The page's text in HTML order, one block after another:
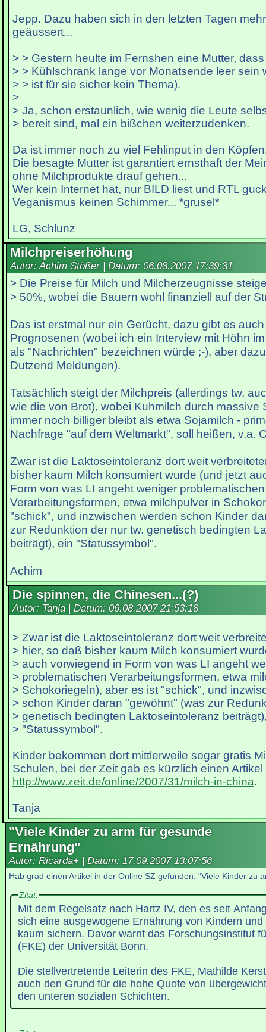
Jepp. Dazu haben sich in den letzten Tagen
geäussert...
> > Gestern heulte im Fernshen eine Mutter,
> > Kühlschrank lange vor Monatsende leer sein
> > ist für sie sicher kein Thema).
>
> Ja, schon erstaunlich, wie wenig die Leute
> bereit sind, mal ein bißchen weiterzudenken.
Da ist immer noch zu viel Fehlinput in den
Die besagte Mutter ist garantiert ernsthaft der
ohne Milchprodukte drauf gehen...
Wer kein Internet hat, nur BILD liest und RTL
Veganismus keinen Schimmer... *grusel*
LG, Schlunz
Milchpreiserhöhung
Autor: Achim Stößer | Datum: 06.08.2007 17:39:31
> Die Preise für Milch und Milcherzeugnisse
> 50%, wobei die Bauern wohl finanziell auf der
Das ist erstmal nur ein Gerücht, dazu gibt es
Prognosenen (wobei ich ein Interview mit Höhn
als "Nachrichten" bezeichnen würde ;-), aber
Dutzend Meldungen).
Tatsächlich steigt der Milchpreis (allerdings tw.
wie die von Brot), wobei Kuhmilch durch massive
immer noch billiger bleibt als etwa Sojamilch -
Nachfrage "auf dem Weltmarkt", soll heißen, v.a.
Zwar ist die Laktoseintoleranz dort weit
bisher kaum Milch konsumiert wurde (und jetzt
Form von was LI angeht weniger problematischen
Verarbeitungsformen, etwa milchpulver in
"schick", und inzwischen werden schon Kinder
zur Redunktion der nur tw. genetisch bedingten
beiträgt), ein "Statussymbol".
Achim
Die spinnen, die Chinesen...(?)
Autor: Tanja | Datum: 06.08.2007 21:53:18
> Zwar ist die Laktoseintoleranz dort weit
> hier, so daß bisher kaum Milch konsumiert
> auch vorwiegend in Form von was LI angeht
> problematischen Verarbeitungsformen, etwa
> Schokoriegeln), aber es ist "schick", und
> schon Kinder daran "gewöhnt" (was zur
> genetisch bedingten Laktoseintoleranz
> "Statussymbol".
Kinder bekommen dort mittlerweile sogar gratis
Schulen, bei der Zeit gab es kürzlich einen
http://www.zeit.de/online/2007/31/milch-in-china.
Tanja
"Viele Kinder zu arm für gesunde
Ernährung"
Autor: Ricarda+ | Datum: 17.09.2007 13:07:56
Hab grad einen Artikel in der Online SZ gefunden: "Viele Kinder zu
Zitat:
Mit dem Regelsatz nach Hartz IV, den es seit
sich eine ausgewogene Ernährung von Kindern
kaum sichern. Davor warnt das Forschungsinstitut
(FKE) der Universität Bonn.
Die stellvertretende Leiterin des FKE, Mathilde
auch den Grund für die hohe Quote von
den unteren sozialen Schichten.